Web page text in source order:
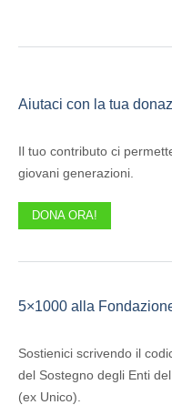
Aiutaci con la tua
Il tuo contributo ci
giovani generazioni.
DONA ORA!
5×1000 alla
Sostienici scrivendo il
del Sostegno degli Enti
(ex Unico).